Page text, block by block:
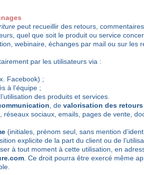
peut recueillir des retours,
quel que soit le produit ou service
webinaire, échanges par mail ou sur les
par les utilisateurs via :
Facebook) ;
à l’équipe ;
des produits et services.
, de valorisation des retours
réseaux sociaux, emails, pages de vente,
(initiales, prénom seul, sans mention
explicite de la part du client ou de
à tout moment à cette utilisation, en
. Ce droit pourra être exercé même